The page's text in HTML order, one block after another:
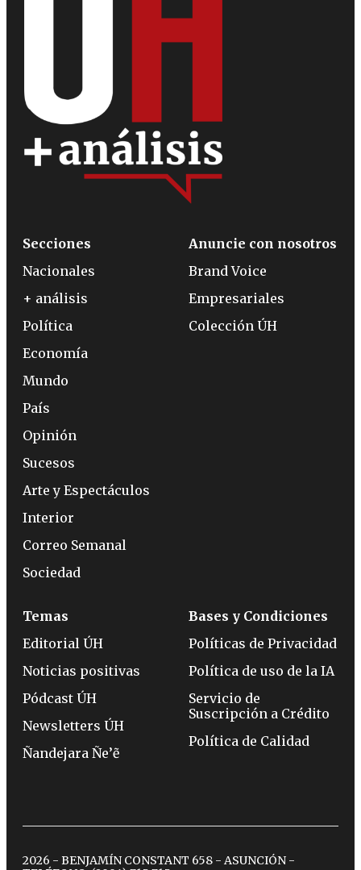
Secciones
Nacionales
+ análisis
Política
Economía
Mundo
País
Opinión
Sucesos
Arte y Espectáculos
Interior
Correo Semanal
Sociedad
Anuncie con nosotros
Brand Voice
Empresariales
Colección ÚH
Temas
Editorial ÚH
Noticias positivas
Pódcast ÚH
Newsletters ÚH
Ñandejara Ñe’ẽ
Bases y Condiciones
Políticas de Privacidad
Política de uso de la IA
Servicio de
Suscripción a Crédito
Política de Calidad
2026 - BENJAMÍN CONSTANT 658 - ASUNCIÓN -